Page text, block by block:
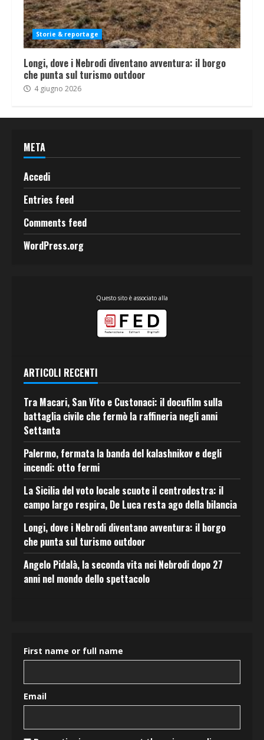
Storie & reportage
Longi, dove i Nebrodi diventano avventura: il borgo
che punta sul turismo outdoor
4 giugno 2026
META
Accedi
Entries feed
Comments feed
WordPress.org
Questo sito è associato alla
ARTICOLI RECENTI
Tra Macari, San Vito e Custonaci: il docufilm sulla
battaglia civile che fermò la raffineria negli anni
Settanta
Palermo, fermata la banda del kalashnikov e degli
incendi: otto fermi
La Sicilia del voto locale scuote il centrodestra: il
campo largo respira, De Luca resta ago della bilancia
Longi, dove i Nebrodi diventano avventura: il borgo
che punta sul turismo outdoor
Angelo Pidalà, la seconda vita nei Nebrodi dopo 27
anni nel mondo dello spettacolo
First name or full name
Email